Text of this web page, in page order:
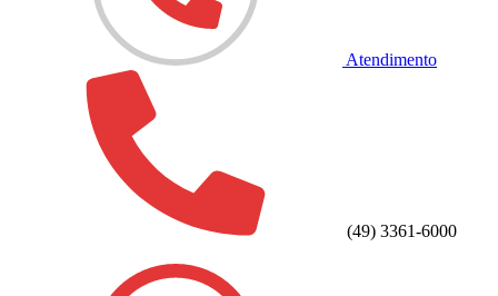
Atendimento
(49) 3361-6000